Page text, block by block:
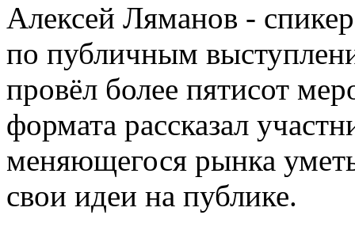
Алексей Ляманов -
по публичным
провёл более пятисот
формата рассказал
меняющегося рынка
свои идеи на публике.